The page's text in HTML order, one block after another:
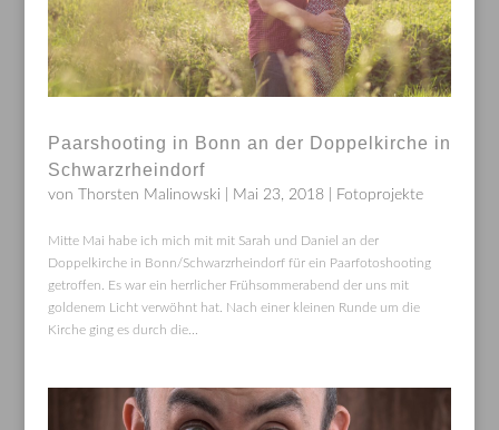
Paarshooting in Bonn an der Doppelkirche in
Schwarzrheindorf
von Thorsten Malinowski Mai 23, 2018| Fotoprojekte
Mitte Mai habe ich mich mit mit Sarah und Daniel an der
Doppelkirche in Bonn/Schwarzrheindorf für ein Paarfotoshooting
getroffen. Es war ein herrlicher Frühsommerabend der uns mit
goldenem Licht verwöhnt hat. Nach einer kleinen Runde um die
Kirche ging es durch die...